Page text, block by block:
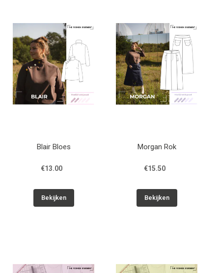
Patronen
Breien & Haken
Hobby
Cadeaubon
Blair Bloes
€13.00
Bekijken
Morgan Rok
€15.50
Bekijken